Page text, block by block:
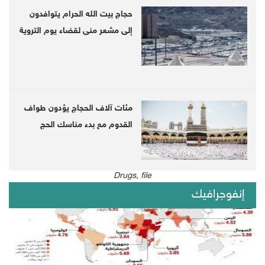
Drugs, file
Drugs, file
The Houthi-run criminal court in the Yemeni
northwestern governorate of Sa'ada on
Wednesday convicted five people on charge
حجاج بيت الله الحرام يتوافدون
إلى مشعر منى لقضاء يوم التروية
مئات آلاف الحجاج يؤدون طواف
القدوم مع بدء مناسك الحج
إنفوجرافيك